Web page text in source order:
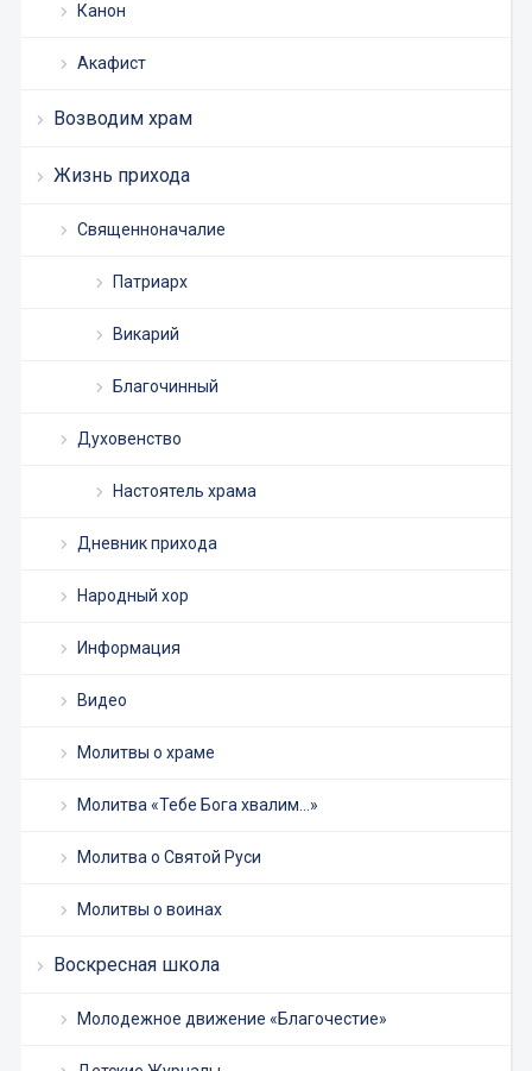
Канон
Акафист
Возводим храм
Жизнь прихода
Священноначалие
Патриарх
Викарий
Благочинный
Духовенство
Настоятель храма
Дневник прихода
Народный хор
Информация
Видео
Молитвы о храме
Молитва «Тебе Бога хвалим…»
Молитва о Святой Руси
Молитвы о воинах
Воскресная школа
Молодежное движение «Благочестие»